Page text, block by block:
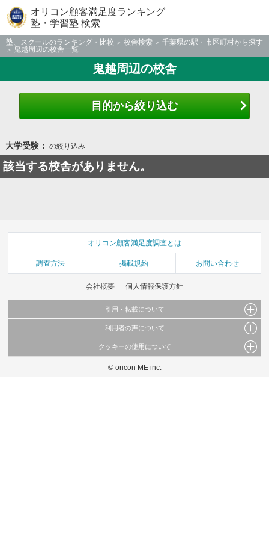
オリコン顧客満足度ランキング
塾・学習塾 検索
塾、スクールのランキング・比較 校舎検索
千葉県の駅・市区町村から探す
鬼越周辺の校舎一覧
鬼越周辺の校舎
目的から絞り込む
大学受験： の絞り込み
該当する校舎がありません。
オリコン顧客満足度調査とは
調査方法 掲載規約 お問い合わせ
会社概要 個人情報保護方針
引用・転載について
当サイトで公開されている情報（文字、写真、イラスト、画像データ等）及びこれらの配
これらの情報を権利者の許可なく無断転載・複製などの二次利用を行うことは固く禁じて
利用者の声について
当サイトに掲載している内容はすべてサービスの利用者が提出された見解・感想です。
弊社の見解・ 意見ではないことをご理解いただいた上でご覧ください。
クッキーの使用について
このサイトでは Cookie を使用して、ユーザーに合わせたコンテンツや広告の表示、ソー
© oricon ME inc.